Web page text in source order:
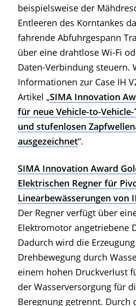
beispielsweise der
Entleeren des Korntankes
fahrende Abfuhrgespann
über eine drahtlose Wi-Fi
Daten-Verbindung steuern.
Informationen zur Case IH
Artikel „SIMA Innovation
für neue Vehicle-to-
und stufenlosen
ausgezeichnet“.
SIMA Innovation Award
Elektrischen Regner für
Linearbewässerungen von
Der Regner verfügt über
Elektromotor angetriebene
Dadurch wird die
Drehbewegung durch
einem hohen Druckverlust
der Wasserversorgung für
Beregnung getrennt. Durch